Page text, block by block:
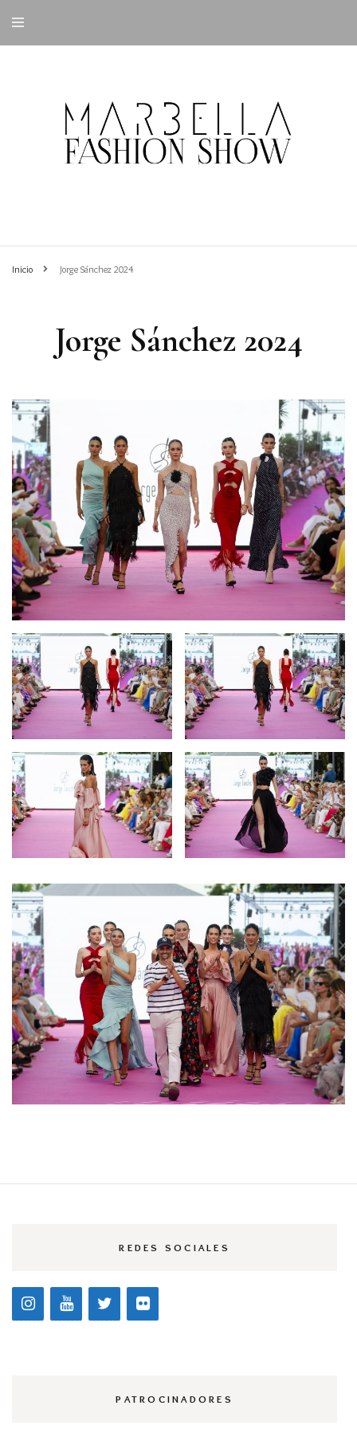
Inicio Jorge Sánchez 2024
Jorge Sánchez 2024
REDES SOCIALES
PATROCINADORES